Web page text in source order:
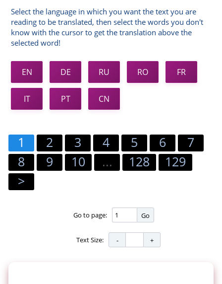
Select the language in which you want the text you are
reading to be translated, then select the words you don't
know with the cursor to get the translation above the
selected word!
EN DE RU RO FR
IT PT CN
1 2 3 4 5 6
7
8
9 10 ... 128
129
>
Go to page: Go
Text Size: